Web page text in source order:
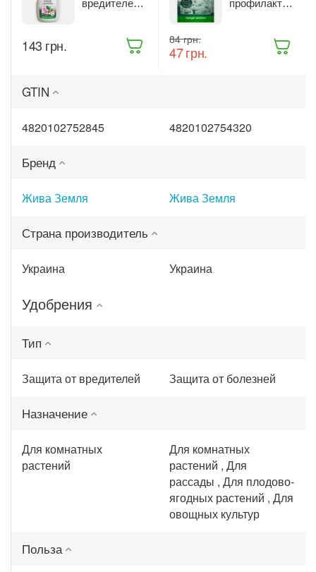
вредителей
Жива Земля
‍143‍ грн.
профилактики
Жива Земля
Триходерма
‍84‍ грн.
‍47‍грн.
GTIN
4820102752845 4820102754320
Бренд
Жива Земля Жива Земля
Страна производитель
Украина Украина
Удобрения
Тип
Защита от вредителей Защита от болезней
Назначение
Для комнатных
растений
Для комнатных
растений , Для
рассады , Для плодово-
ягодных растений , Для
овощных культур
Польза